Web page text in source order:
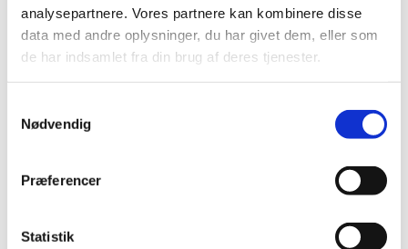
analysepartnere. Vores partnere kan kombinere disse
data med andre oplysninger, du har givet dem, eller som
de har indsamlet fra din brug af deres tjenester.
Nødvendig
Præferencer
Statistik
2023 (24)
2022 (20)
2021 (44)
2019 (20)
2017 (48)
2013 (3)